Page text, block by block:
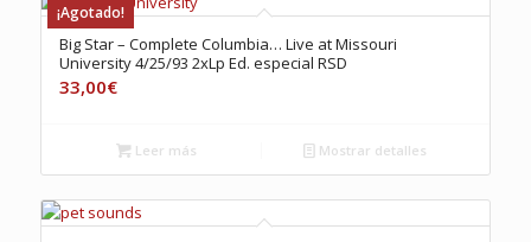
¡Agotado!
Big Star – Complete Columbia… Live at Missouri
University 4/25/93 2xLp Ed. especial RSD
33,00€
Leer más Mostrar detalles